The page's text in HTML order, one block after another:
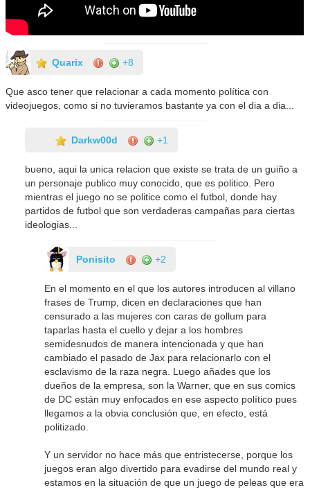
Quarix +8
Que asco tener que relacionar a cada momento política con
videojuegos, como si no tuvieramos bastante ya con el dia a dia...
Darkw00d +1
bueno, aqui la unica relacion que existe se trata de un guiño a
un personaje publico muy conocido, que es politico. Pero
mientras el juego no se politice como el futbol, donde hay
partidos de futbol que son verdaderas campañas para ciertas
ideologias...
Ponisito +2
En el momento en el que los autores introducen al villano
frases de Trump, dicen en declaraciones que han
censurado a las mujeres con caras de gollum para
taparlas hasta el cuello y dejar a los hombres
semidesnudos de manera intencionada y que han
cambiado el pasado de Jax para relacionarlo con el
esclavismo de la raza negra. Luego añades que los
dueños de la empresa, son la Warner, que en sus comics
de DC están muy enfocados en ese aspecto político pues
llegamos a la obvia conclusión que, en efecto, está
politizado.
Y un servidor no hace más que entristecerse, porque los
juegos eran algo divertido para evadirse del mundo real y
estamos en la situación de que un juego de peleas que era